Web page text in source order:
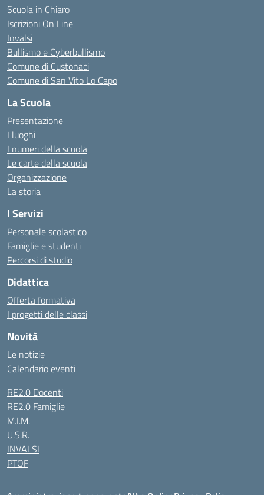
Scuola in Chiaro
Iscrizioni On Line
Invalsi
Bullismo e Cyberbullismo
Comune di Custonaci
Comune di San Vito Lo Capo
La Scuola
Presentazione
I luoghi
I numeri della scuola
Le carte della scuola
Organizzazione
La storia
I Servizi
Personale scolastico
Famiglie e studenti
Percorsi di studio
Didattica
Offerta formativa
I progetti delle classi
Novità
Le notizie
Calendario eventi
RE2.0 Docenti
RE2.0 Famiglie
M.I.M.
U.S.R.
INVALSI
PTOF